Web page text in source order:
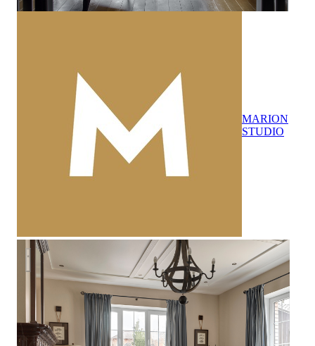
MARION
STUDIO
частный дом в Беляниново